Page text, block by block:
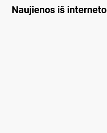
Naujienos iš interneto